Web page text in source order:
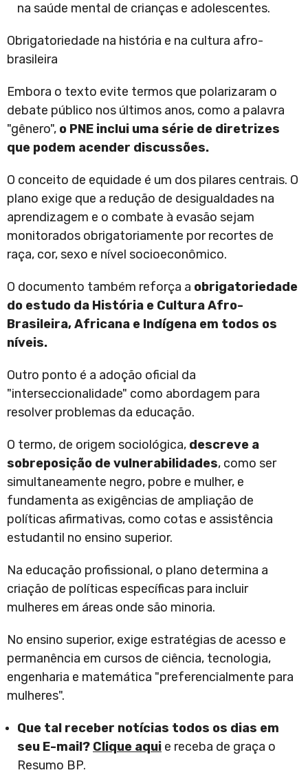
na saúde mental de crianças e adolescentes.
Obrigatoriedade na história e na cultura afro-
brasileira
Embora o texto evite termos que polarizaram o
debate público nos últimos anos, como a palavra
"gênero", o PNE inclui uma série de diretrizes
que podem acender discussões.
O conceito de equidade é um dos pilares centrais. O
plano exige que a redução de desigualdades na
aprendizagem e o combate à evasão sejam
monitorados obrigatoriamente por recortes de
raça, cor, sexo e nível socioeconômico.
O documento também reforça a obrigatoriedade
do estudo da História e Cultura Afro-
Brasileira, Africana e Indígena em todos os
níveis.
Outro ponto é a adoção oficial da
"interseccionalidade" como abordagem para
resolver problemas da educação.
O termo, de origem sociológica, descreve a
sobreposição de vulnerabilidades, como ser
simultaneamente negro, pobre e mulher, e
fundamenta as exigências de ampliação de
políticas afirmativas, como cotas e assistência
estudantil no ensino superior.
Na educação profissional, o plano determina a
criação de políticas específicas para incluir
mulheres em áreas onde são minoria.
No ensino superior, exige estratégias de acesso e
permanência em cursos de ciência, tecnologia,
engenharia e matemática "preferencialmente para
mulheres".
Que tal receber notícias todos os dias em
seu E-mail? Clique aqui e receba de graça o
Resumo BP.